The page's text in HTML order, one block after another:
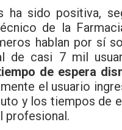
sido positiva,
de la
hablan por sí
de casi 7 mil
de espera
el usuario
y los tiempos de
profesional.